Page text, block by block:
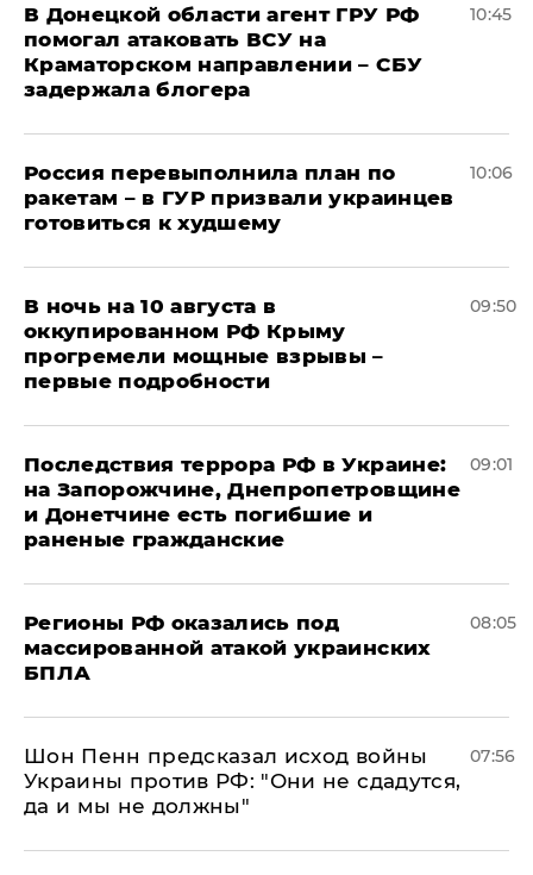
В Донецкой области агент ГРУ РФ
помогал атаковать ВСУ на
Краматорском направлении – СБУ
задержала блогера
10:45
Россия перевыполнила план по
ракетам – в ГУР призвали украинцев
готовиться к худшему
10:06
В ночь на 10 августа в
оккупированном РФ Крыму
прогремели мощные взрывы –
первые подробности
09:50
Последствия террора РФ в Украине:
на Запорожчине, Днепропетровщине
и Донетчине есть погибшие и
раненые гражданские
09:01
Регионы РФ оказались под
массированной атакой украинских
БПЛА
08:05
Шон Пенн предсказал исход войны
Украины против РФ: "Они не сдадутся,
да и мы не должны"
07:56